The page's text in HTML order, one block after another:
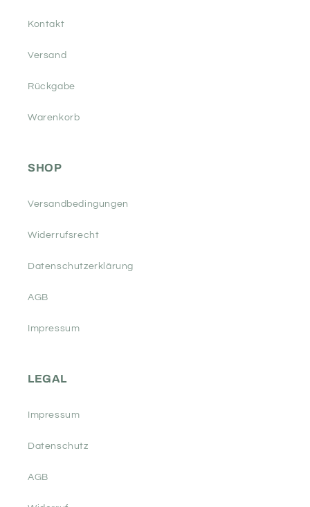
Kontakt
Versand
Rückgabe
Warenkorb
SHOP
Versandbedingungen
Widerrufsrecht
Datenschutzerklärung
AGB
Impressum
LEGAL
Impressum
Datenschutz
AGB